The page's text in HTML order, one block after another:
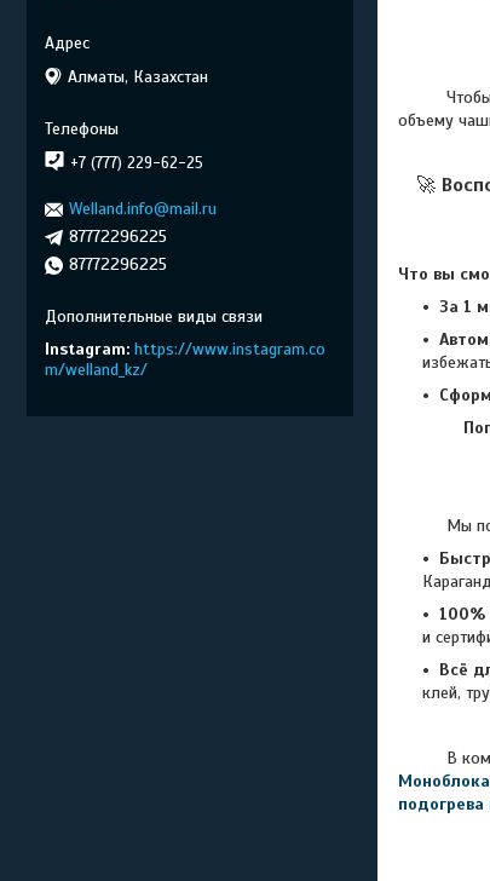
Чтобы
объему
🚀
Что вы
За 1
Мы
100%
и
Всё
клей,
В
Алматы, Казахстан
+7 (777) 229-62-25
Welland.info@mail.ru
87772296225
87772296225
Instagram https://www.instagram.co
m/welland_kz/